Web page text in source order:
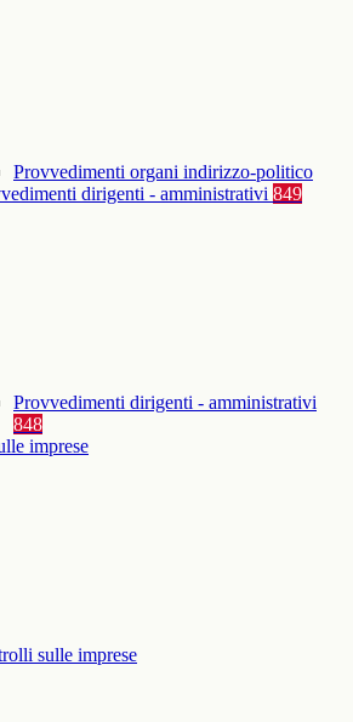
Provvedimenti organi indirizzo-politico
dirigenti - amministrativi 849
Provvedimenti dirigenti - amministrativi
848
imprese
sulle imprese